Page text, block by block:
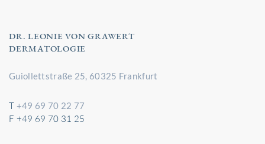
DR. LEONIE VON GRAWERT
DERMATOLOGIE
Guiollettstraße 25, 60325 Frankfurt
T +49 69 70 22 77
F +49 69 70 31 25